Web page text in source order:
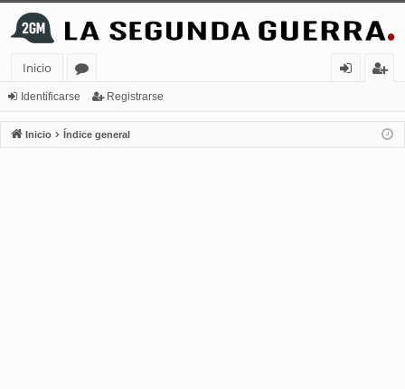
Inicio
or
os
nt
ifi
ist
ra
Identificarse Registrarse
Inicio Índice general